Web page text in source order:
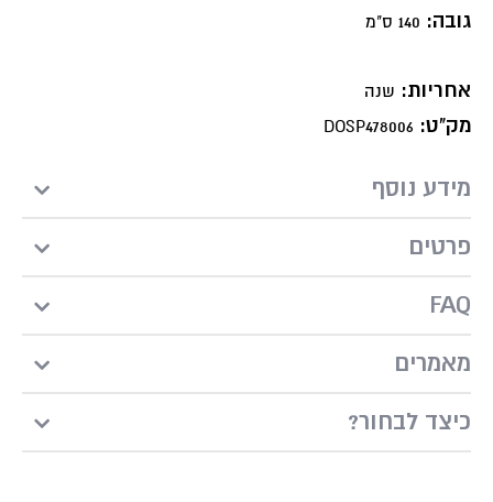
גובה:
אחריות: שנה
מק"ט:
מידע נוסף
פרטים
FAQ
מאמרים
?כיצד לבחור